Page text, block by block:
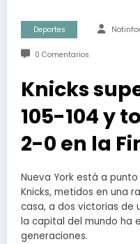
Deportes
0 Comentarios
Knicks
105-104 y
2-0 en la
Nueva York está a
Knicks, metidos en una
casa, a dos victorias de
la capital del mundo ha
generaciones.